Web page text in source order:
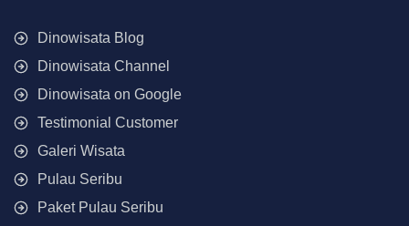
Dinowisata Blog
Dinowisata Channel
Dinowisata on Google
Testimonial Customer
Galeri Wisata
Pulau Seribu
Paket Pulau Seribu